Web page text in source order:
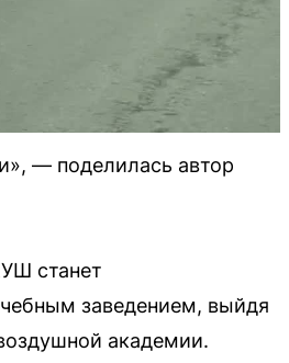
— поделилась автор
станет
заведением, выйдя
академии.